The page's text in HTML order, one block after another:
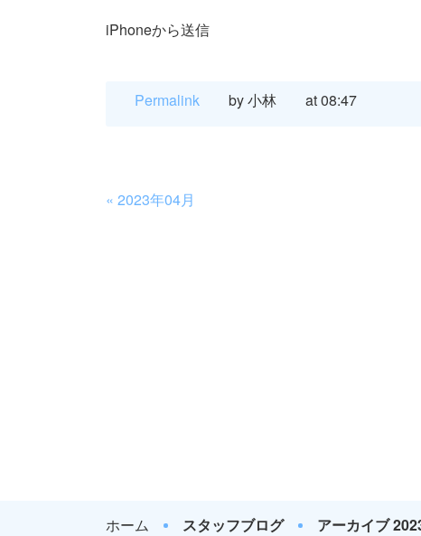
iPhoneから送信
Permalink by 小林 at 08:47
« 2023年04月
ホーム スタッフブログ アーカイブ